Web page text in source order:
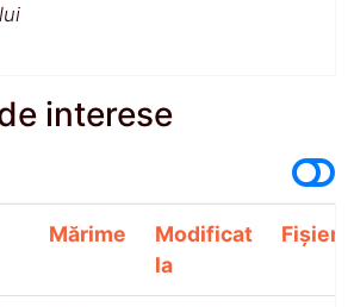
interese
Mărime
Modificat
la
Fișiere